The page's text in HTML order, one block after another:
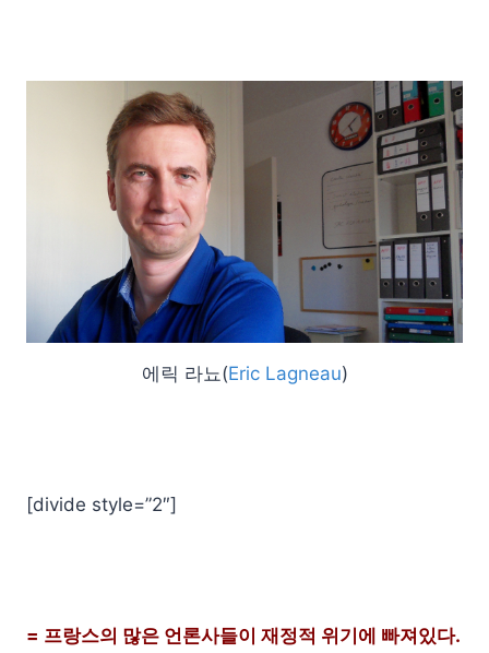
에릭 라뇨(Eric Lagneau)
[divide style=”2″]
= 프랑스의 많은 언론사들이 재정적 위기에 빠져있다.